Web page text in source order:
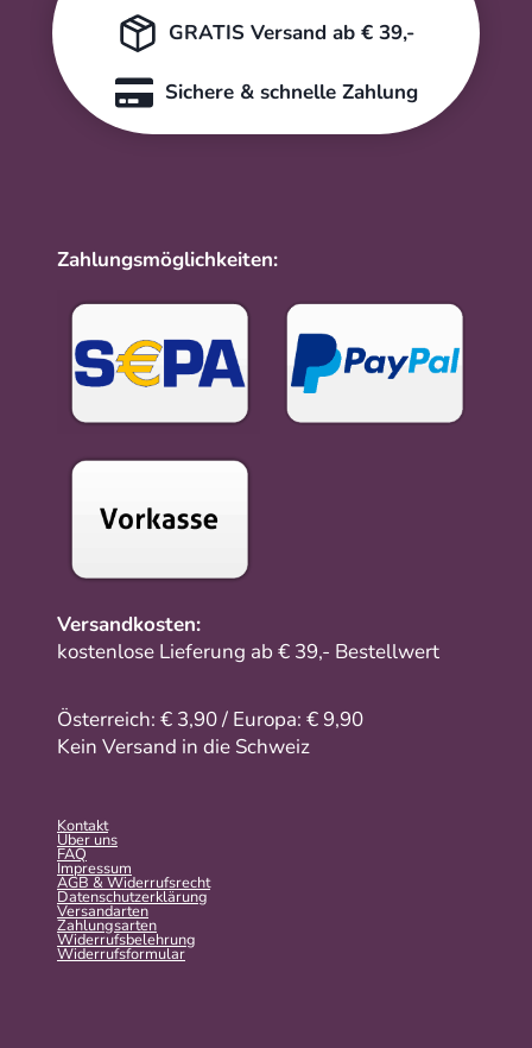
GRATIS Versand ab € 39,-
Sichere & schnelle Zahlung
Zahlungsmöglichkeiten:
Versandkosten:
kostenlose Lieferung ab € 39,- Bestellwert
Österreich: € 3,90 / Europa: € 9,90
Kein Versand in die Schweiz
Kontakt
Über uns
FAQ
Impressum
AGB & Widerrufsrecht
Datenschutzerklärung
Versandarten
Zahlungsarten
Widerrufsbelehrung
Widerrufs­formular